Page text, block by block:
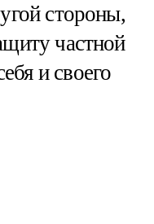
стороны,
частной
и своего